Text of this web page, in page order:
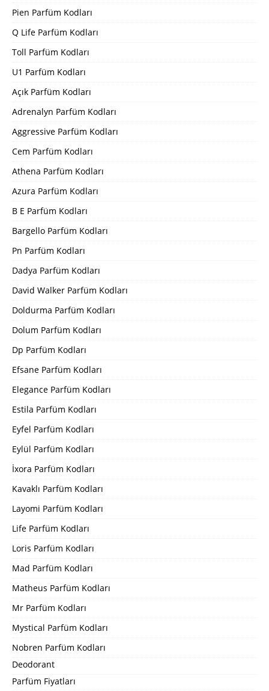
Pien Parfüm Kodları
Q Life Parfüm Kodları
Toll Parfüm Kodları
U1 Parfüm Kodları
Açık Parfüm Kodları
Adrenalyn Parfüm Kodları
Aggressive Parfüm Kodları
Cem Parfüm Kodları
Athena Parfüm Kodları
Azura Parfüm Kodları
B E Parfüm Kodları
Bargello Parfüm Kodları
Pn Parfüm Kodları
Dadya Parfüm Kodları
David Walker Parfüm Kodları
Doldurma Parfüm Kodları
Dolum Parfüm Kodları
Dp Parfüm Kodları
Efsane Parfüm Kodları
Elegance Parfüm Kodları
Estila Parfüm Kodları
Eyfel Parfüm Kodları
Eylül Parfüm Kodları
İxora Parfüm Kodları
Kavaklı Parfüm Kodları
Layomi Parfüm Kodları
Life Parfüm Kodları
Loris Parfüm Kodları
Mad Parfüm Kodları
Matheus Parfüm Kodları
Mr Parfüm Kodları
Mystical Parfüm Kodları
Nobren Parfüm Kodları
Deodorant
Parfüm Fiyatları